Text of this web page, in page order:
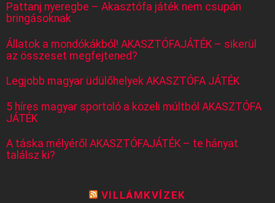
Pattanj nyeregbe – Akasztófa játék nem csupán
bringásoknak
Állatok a mondókákból! AKASZTÓFAJÁTÉK – sikerül
az összeset megfejtened?
Legjobb magyar üdülőhelyek AKASZTÓFA JÁTÉK
5 híres magyar sportoló a közeli múltból AKASZTÓFA
JÁTÉK
A táska mélyéről AKASZTÓFAJÁTÉK – te hányat
találsz ki?
VILLÁMKVÍZEK